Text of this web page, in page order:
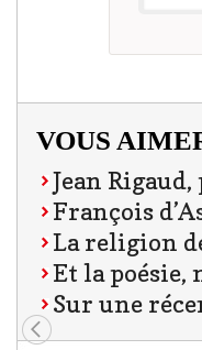
VOUS
Jean
François
La religion
Et la poésie,
Sur une